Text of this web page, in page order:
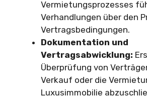
Vermietungsprozesses
Verhandlungen über den
Vertragsbedingungen.
Dokumentation und
Vertragsabwicklung:
Überprüfung von
Verkauf oder die
Luxusimmobilie